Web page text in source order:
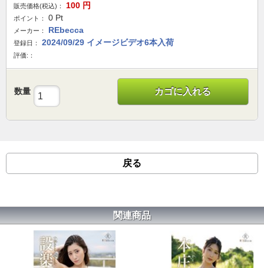
販売価格(税込)： 100 円
ポイント： 0 Pt
メーカー： REbecca
登録日： 2024/09/29 イメージビデオ6本入荷
評価:：
数量 カゴに入れる
戻る
関連商品